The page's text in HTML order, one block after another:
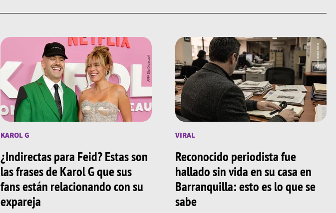
KAROL G
¿Indirectas para Feid? Estas son
las frases de Karol G que sus
fans están relacionando con su
expareja
VIRAL
Reconocido periodista fue
hallado sin vida en su casa en
Barranquilla: esto es lo que se
sabe